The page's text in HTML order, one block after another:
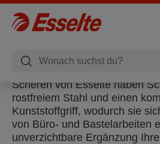
Scheren von Esselte haben
rostfreiem Stahl und einen
Kunststoffgriff, wodurch sie
von Büro- und Bastelarbeiten
unverzichtbare Ergänzung